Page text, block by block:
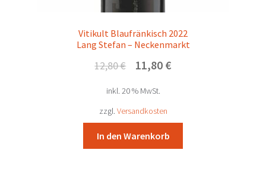
Vitikult Blaufränkisch 2022
Lang Stefan – Neckenmarkt
12,80€
Ursprünglicher
war:
12,80 €
11,80 €Aktueller
inkl. 20 % MwSt.
zzgl. Versandkosten
In den Warenkorb